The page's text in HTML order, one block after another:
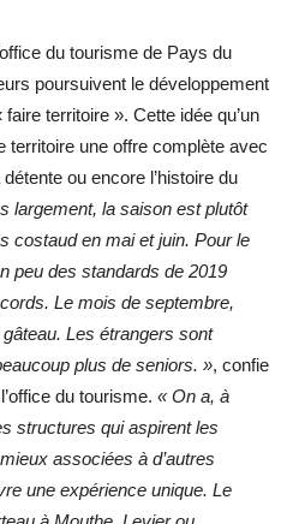
du tourisme de Pays du
poursuivent le développement
territoire ». Cette idée qu’un
territoire une offre complète avec
ou encore l’histoire du
largement, la saison est plutôt
costaud en mai et juin. Pour le
peu des standards de 2019
Le mois de septembre,
Les étrangers sont
plus de seniors. », confie
du tourisme. « On a, à
structures qui aspirent les
associées à d’autres
une expérience unique. Le